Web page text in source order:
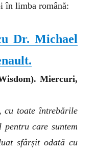
în limba română:
Dr. Michael
Miercuri,
cu toate întrebările
pentru care suntem
sfârșit odată cu